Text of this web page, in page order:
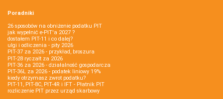
Poradniki
26 sposobów na obniżenie podatku PIT
jak wypełnić e-PIT'a 2027 ?
dostałem PIT-11 i co dalej?
ulgi i odliczenia - pity 2026
PIT-37 za 2026 - przykład, broszura
PIT-28 ryczałt za 2026
PIT-36 za 2026 - działalność gospodarcza
PIT-36L za 2026 - podatek liniowy 19%
kiedy otrzymasz zwrot podatku?
PIT-11, PIT-8C, PIT-4R i IFT - Płatnik PIT
rozliczenie PIT przez urząd skarbowy